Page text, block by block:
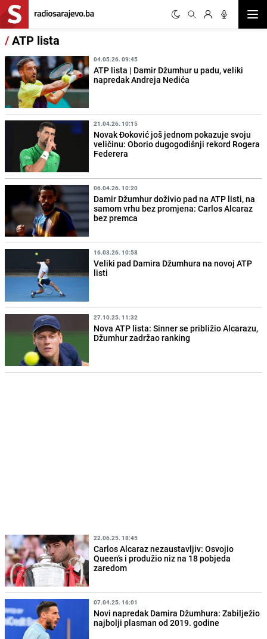
/ATP lista
04.05.26. 09:45
ATP lista | Damir Džumhur u padu, veliki
napredak Andreja Nedića
21.04.26. 10:15
Novak Đoković još jednom pokazuje svoju
veličinu: Oborio dugogodišnji rekord Rogera
Federera
06.04.26. 10:20
Damir Džumhur doživio pad na ATP listi, na
samom vrhu bez promjena: Carlos Alcaraz
bez premca
16.03.26. 10:58
Veliki pad Damira Džumhura na novoj ATP
listi
27.10.25. 11:32
Nova ATP lista: Sinner se približio Alcarazu,
Džumhur zadržao ranking
22.06.25. 18:45
Carlos Alcaraz nezaustavljiv: Osvojio
Queen’s i produžio niz na 18 pobjeda
zaredom
07.04.25. 16:01
Novi napredak Damira Džumhura: Zabilježio
najbolji plasman od 2019. godine